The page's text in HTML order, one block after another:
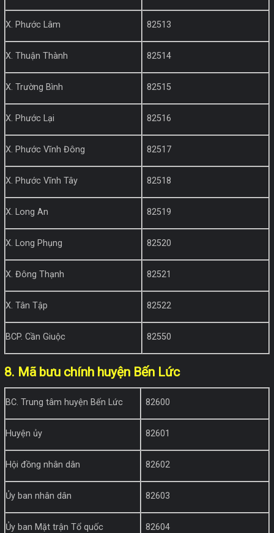
X. Phước Lâm 82513
X. Thuận Thành 82514
X. Trường Bình 82515
X. Phước Lại 82516
X. Phước Vĩnh Đông 82517
X. Phước Vĩnh Tây 82518
X. Long An 82519
X. Long Phụng 82520
X. Đông Thạnh 82521
X. Tân Tập 82522
BCP. Cần Giuộc 82550
8. Mã bưu chính huyện Bến Lức
BC. Trung tâm huyện Bến Lức 82600
Huyện ủy 82601
Hội đồng nhân dân 82602
Ủy ban nhân dân 82603
Ủy ban Mặt trận Tổ quốc 82604